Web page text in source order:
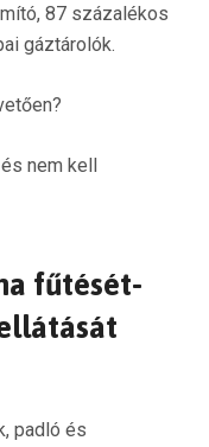
87 százalékos
gáztárolók.
nem kell
fűtését-
padló és